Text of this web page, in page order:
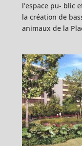
l’espace pu- blic
la création de
animaux de la